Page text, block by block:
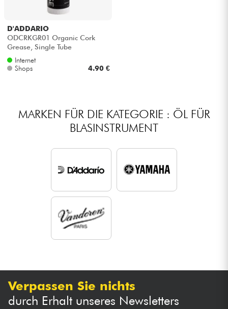
D'ADDARIO
ODCRKGR01 Organic Cork
Grease, Single Tube
Internet
Shops
4.90 €
MARKEN FÜR DIE KATEGORIE : ÖL FÜR
BLASINSTRUMENT
Verpassen Sie nichts
durch Erhalt unseres Newsletters